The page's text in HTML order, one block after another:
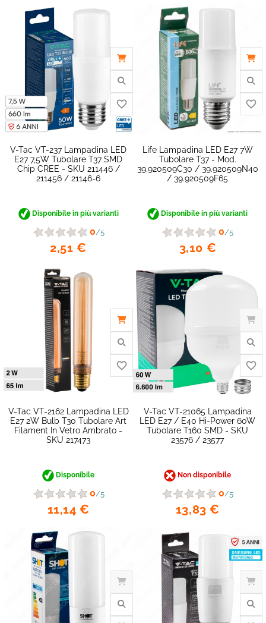
V-Tac VT-237 Lampadina LED
E27 7,5W Tubolare T37 SMD
Chip CREE - SKU 211446 /
211456 / 21146-6
Disponibile in più varianti
0/5
2,51 €
favorite_border
Life Lampadina LED E27 7W
Tubolare T37 - Mod.
39.920509C30 / 39.920509N40
/ 39.920509F65
Disponibile in più varianti
0/5
3,10 €
V-Tac VT-2162 Lampadina LED
E27 2W Bulb T30 Tubolare Art
Filament In Vetro Ambrato -
SKU 217473
Disponibile
0/5
11,14 €
V-Tac VT-21065 Lampadina
LED E27 / E40 Hi-Power 60W
Tubolare T160 SMD - SKU
23576 / 23577
Non disponibile
0/5
13,83 €